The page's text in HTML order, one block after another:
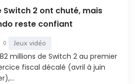
Switch 2 ont chuté, mais
reste confiant
0 Jeux vidéo
millions de Switch 2 au premier
fiscal décalé (avril à juin